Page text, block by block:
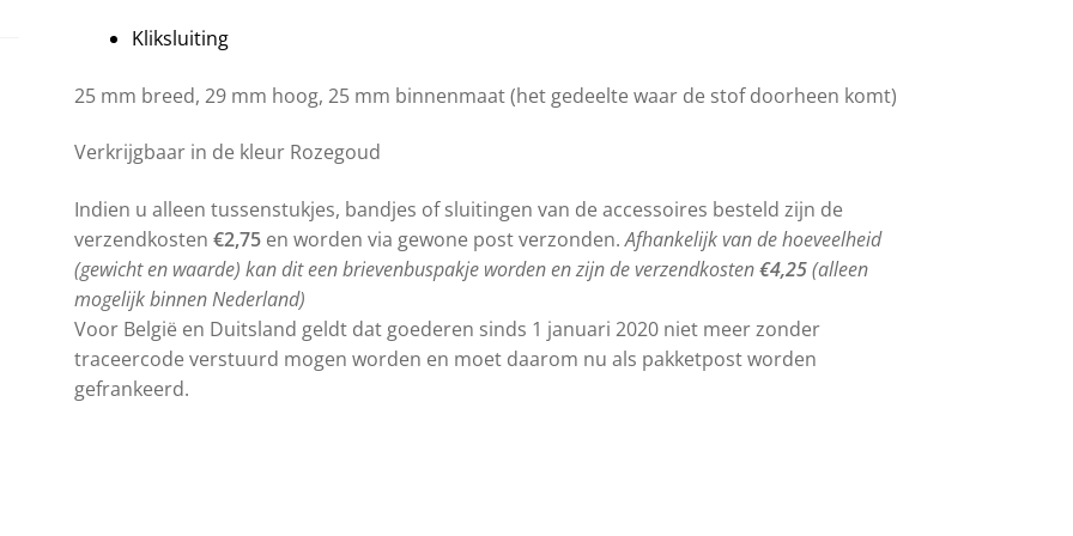
Kliksluiting
25 mm breed, 29 mm hoog, 25 mm binnenmaat (het gedeelte waar de stof doorheen komt)
Verkrijgbaar in de kleur Rozegoud
Indien u alleen tussenstukjes, bandjes of sluitingen van de accessoires besteld zijn de
verzendkosten€2,75 en worden via gewone post verzonden.Afhankelijk van de hoeveelheid
(gewicht en waarde) kan dit een brievenbuspakje worden en zijn de verzendkosten€4,25(alleen
mogelijk binnen Nederland)
Voor België en Duitsland geldt dat goederen sinds 1 januari 2020 niet meer zonder
traceercode verstuurd mogen worden en moet daarom nu als pakketpost worden
gefrankeerd.